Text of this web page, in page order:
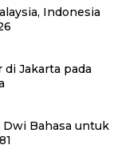
Indonesia
di Jakarta pada
Bahasa untuk